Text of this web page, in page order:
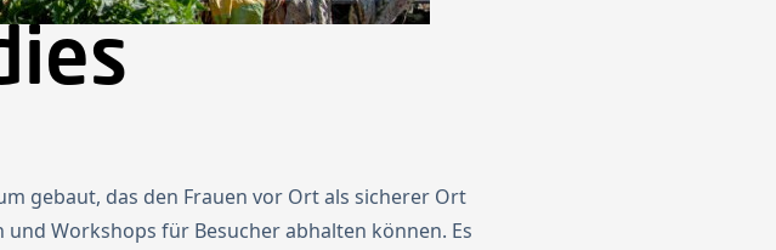
gebaut, das den Frauen vor Ort als sicherer Ort
Workshops für Besucher abhalten können. Es